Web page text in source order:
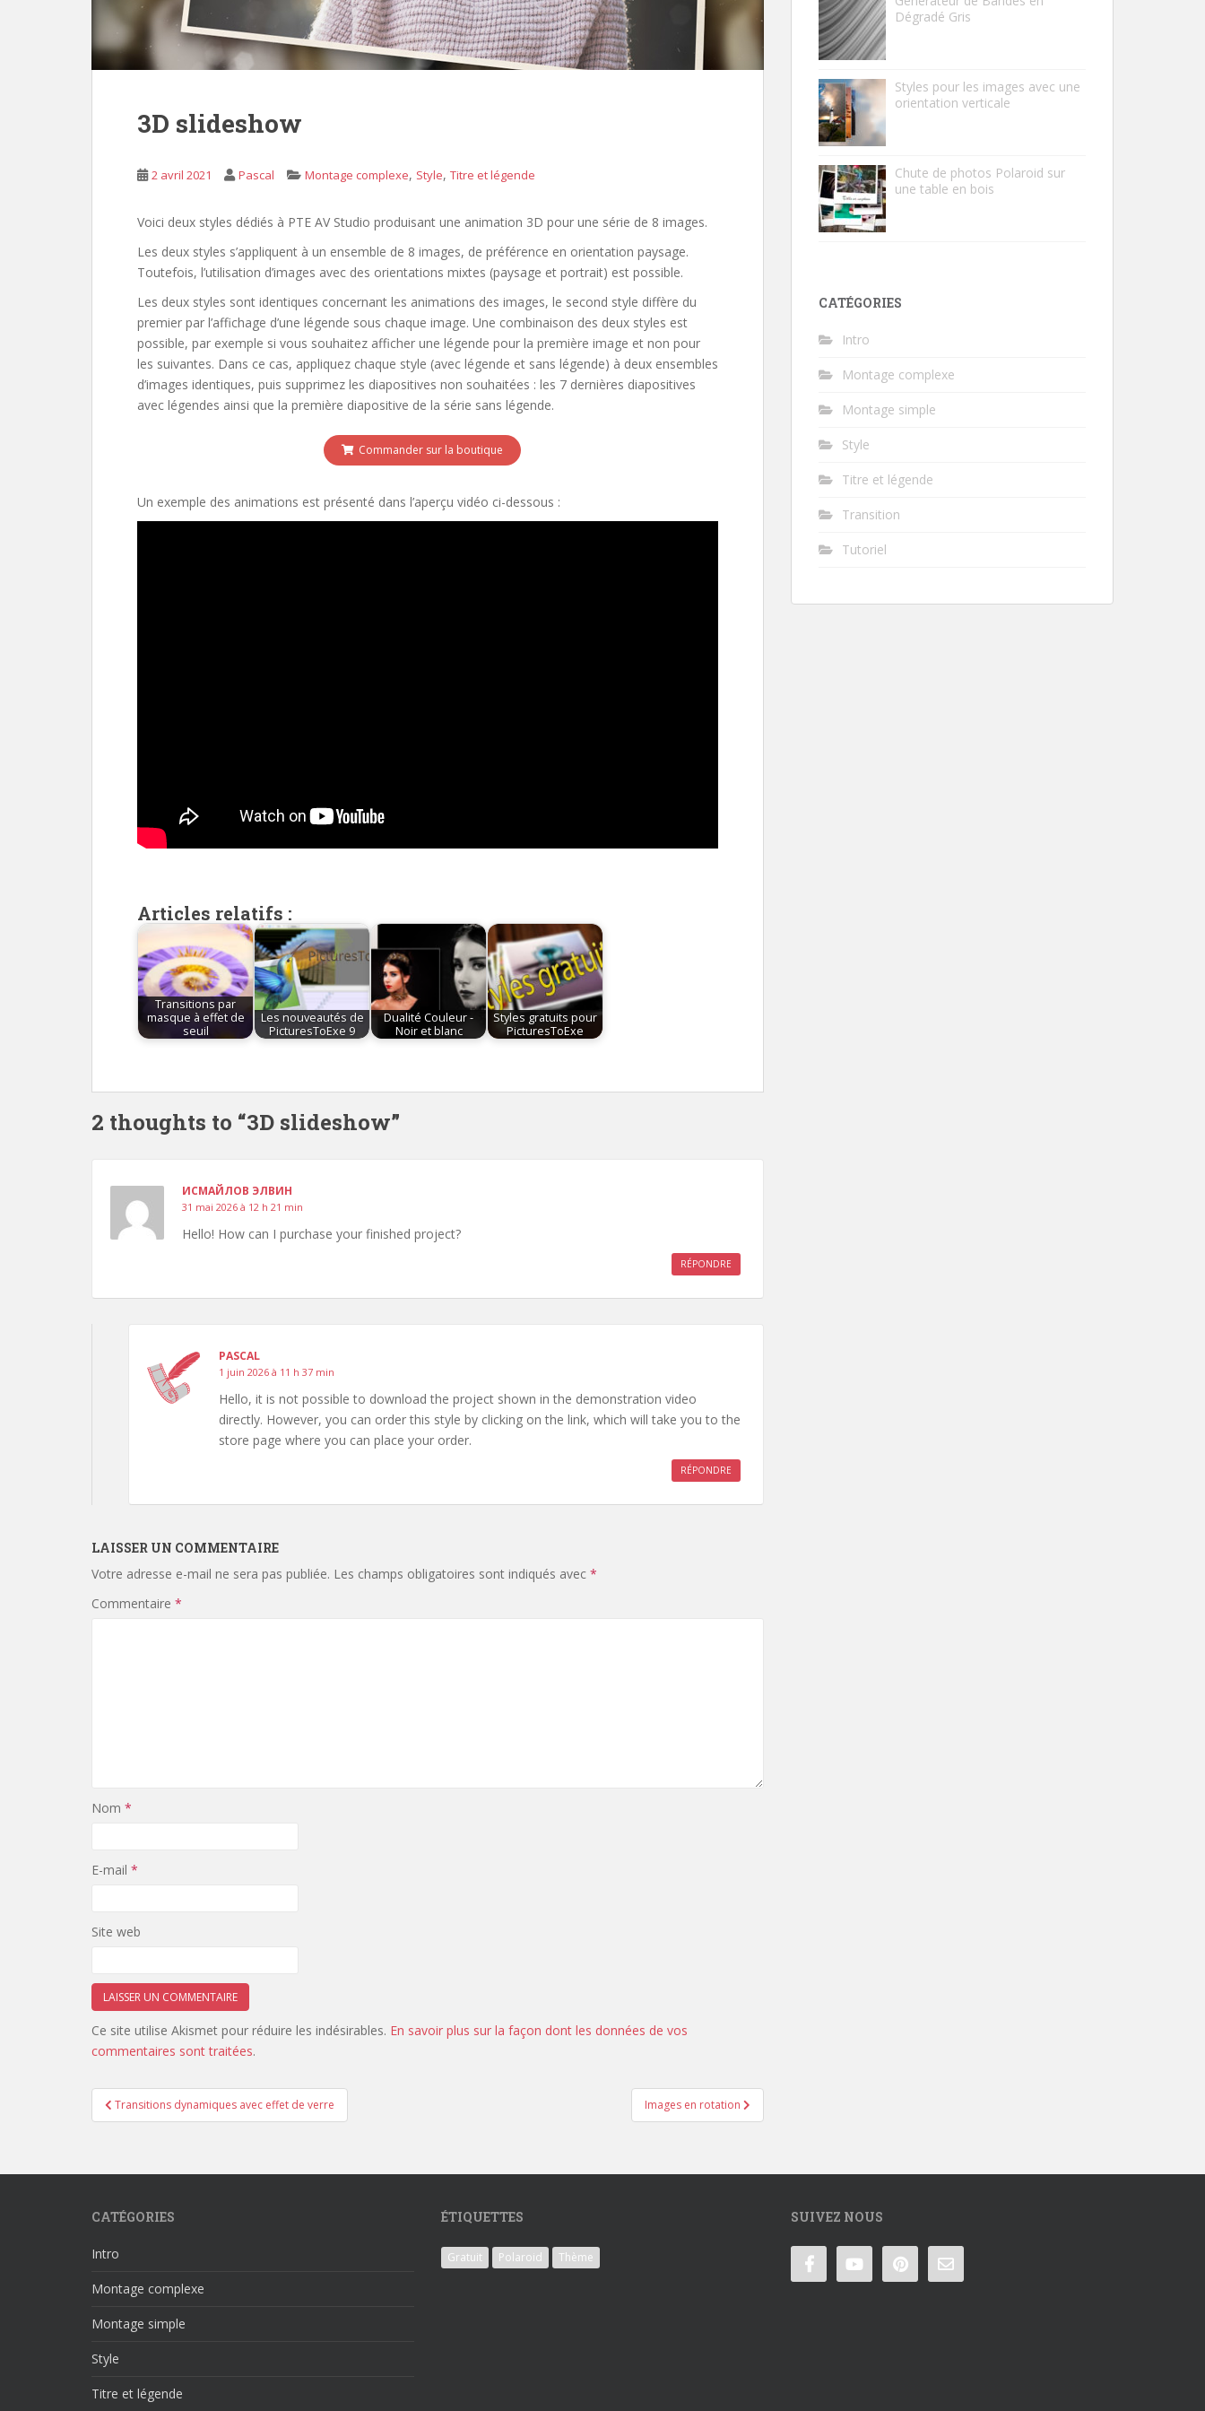
3D slideshow
2 avril 2021 Pascal Montage complexe, Style, Titre et légende
Voici deux styles dédiés à PTE AV Studio produisant une animation 3D pour une série de 8 images.
Les deux styles s’appliquent à un ensemble de 8 images, de préférence en orientation paysage.
Toutefois, l’utilisation d’images avec des orientations mixtes (paysage et portrait) est possible.
Les deux styles sont identiques concernant les animations des images, le second style diffère du
premier par l’affichage d’une légende sous chaque image. Une combinaison des deux styles est
possible, par exemple si vous souhaitez afficher une légende pour la première image et non pour
les suivantes. Dans ce cas, appliquez chaque style (avec légende et sans légende) à deux ensembles
d’images identiques, puis supprimez les diapositives non souhaitées : les 7 dernières diapositives
avec légendes ainsi que la première diapositive de la série sans légende.
Commander sur la boutique
Un exemple des animations est présenté dans l’aperçu vidéo ci-dessous :
Articles relatifs :
Transitions par
masque à effet de
seuil
Les nouveautés de
PicturesToExe 9
Dualité Couleur -
Noir et blanc
Styles gratuits pour
PicturesToExe
2 thoughts to “3D slideshow”
ИСМАЙЛОВ ЭЛВИН
31 mai 2026 à 12 h 21 min
Hello! How can I purchase your finished project?
RÉPONDRE
PASCAL
1 juin 2026 à 11 h 37 min
Hello, it is not possible to download the project shown in the demonstration video
directly. However, you can order this style by clicking on the link, which will take you to the
store page where you can place your order.
RÉPONDRE
LAISSER UN COMMENTAIRE
Votre adresse e-mail ne sera pas publiée. Les champs obligatoires sont indiqués avec *
Commentaire *
Nom *
E-mail *
Site web
Ce site utilise Akismet pour réduire les indésirables. En savoir plus sur la façon dont les données de vos
commentaires sont traitées.
Navigation
de
Transitions dynamiques avec effet de verre Images en rotation
Dégradé Gris
Styles pour les images avec une
orientation verticale
Chute de photos Polaroid sur
une table en bois
CATÉGORIES
Intro
Montage complexe
Montage simple
Style
Titre et légende
Transition
Tutoriel
CATÉGORIES
Intro
Montage complexe
Montage simple
Style
Titre et légende
ÉTIQUETTES
Gratuit Polaroid Thème
SUIVEZ NOUS